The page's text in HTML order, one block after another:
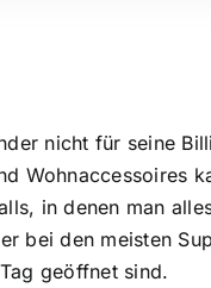
nicht für seine
Wohnaccessoires
in denen man
bei den meisten
geöffnet sind.